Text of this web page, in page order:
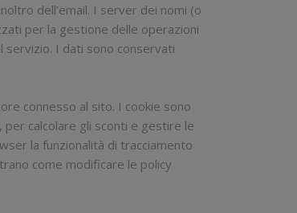
dell’email. I server dei nomi (o
per la gestione delle operazioni
servizio. I dati sono conservati
connesso al sito. I cookie sono
calcolare gli sconti e gestire le
la funzionalità di tracciamento
come modificare le policy